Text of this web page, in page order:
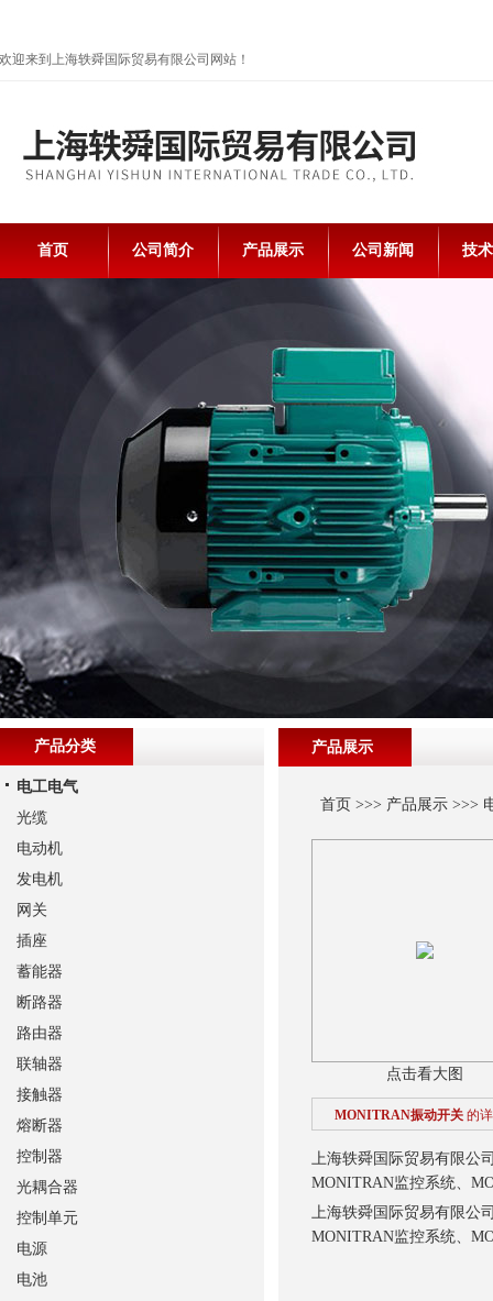
欢迎来到上海轶舜国际贸易有限公司网站！
首页 公司简介 产品展示 公司新闻 技
产品展示
首页 >>> 产品展示>>>
点击看大图
MONITRAN振动开关 的
上海轶舜国际贸易有限公
MONITRAN监控系统、
上海轶舜国际贸易有限公
MONITRAN监控系统、
产品分类
电工电气
光缆
电动机
发电机
网关
插座
蓄能器
断路器
路由器
联轴器
接触器
熔断器
控制器
光耦合器
控制单元
电源
电池